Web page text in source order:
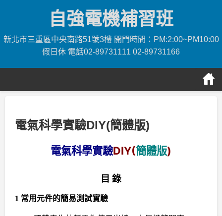
自強電機補習班
新北市三重區中央南路51號3樓 開門時間：PM:2:00~PM10:00
假日休 電話02-89731111 02-89731166
電氣科學實驗DIY(簡體版)
電氣科學實驗DIY(簡體版)
目 錄
1 常用元件的簡易測試實驗